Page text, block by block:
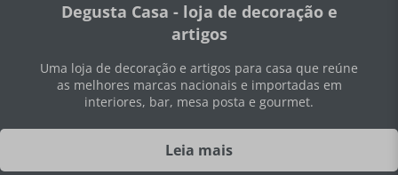
Degusta Casa - loja de decoração e
artigos
Uma loja de decoração e artigos para casa que reúne
as melhores marcas nacionais e importadas em
interiores, bar, mesa posta e gourmet.
Leia mais